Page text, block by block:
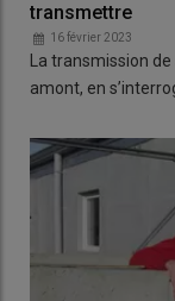
transmettre
16 février 2023
La transmission
amont, en